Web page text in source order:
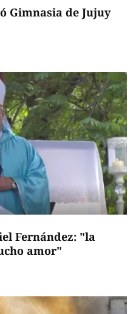
Gimnasia de Jujuy
Fernández: "la
amor"